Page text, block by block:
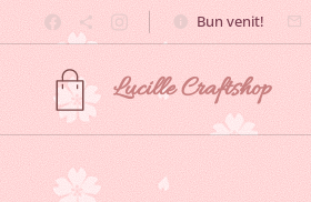
Bun venit!
LucilleCraftshop